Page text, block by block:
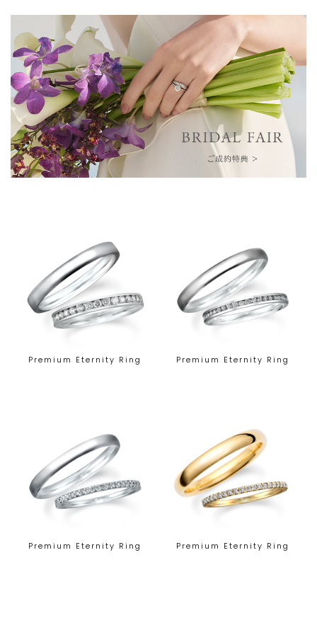
Premium Eternity Ring Premium Eternity Ring
Premium Eternity Ring Premium Eternity Ring